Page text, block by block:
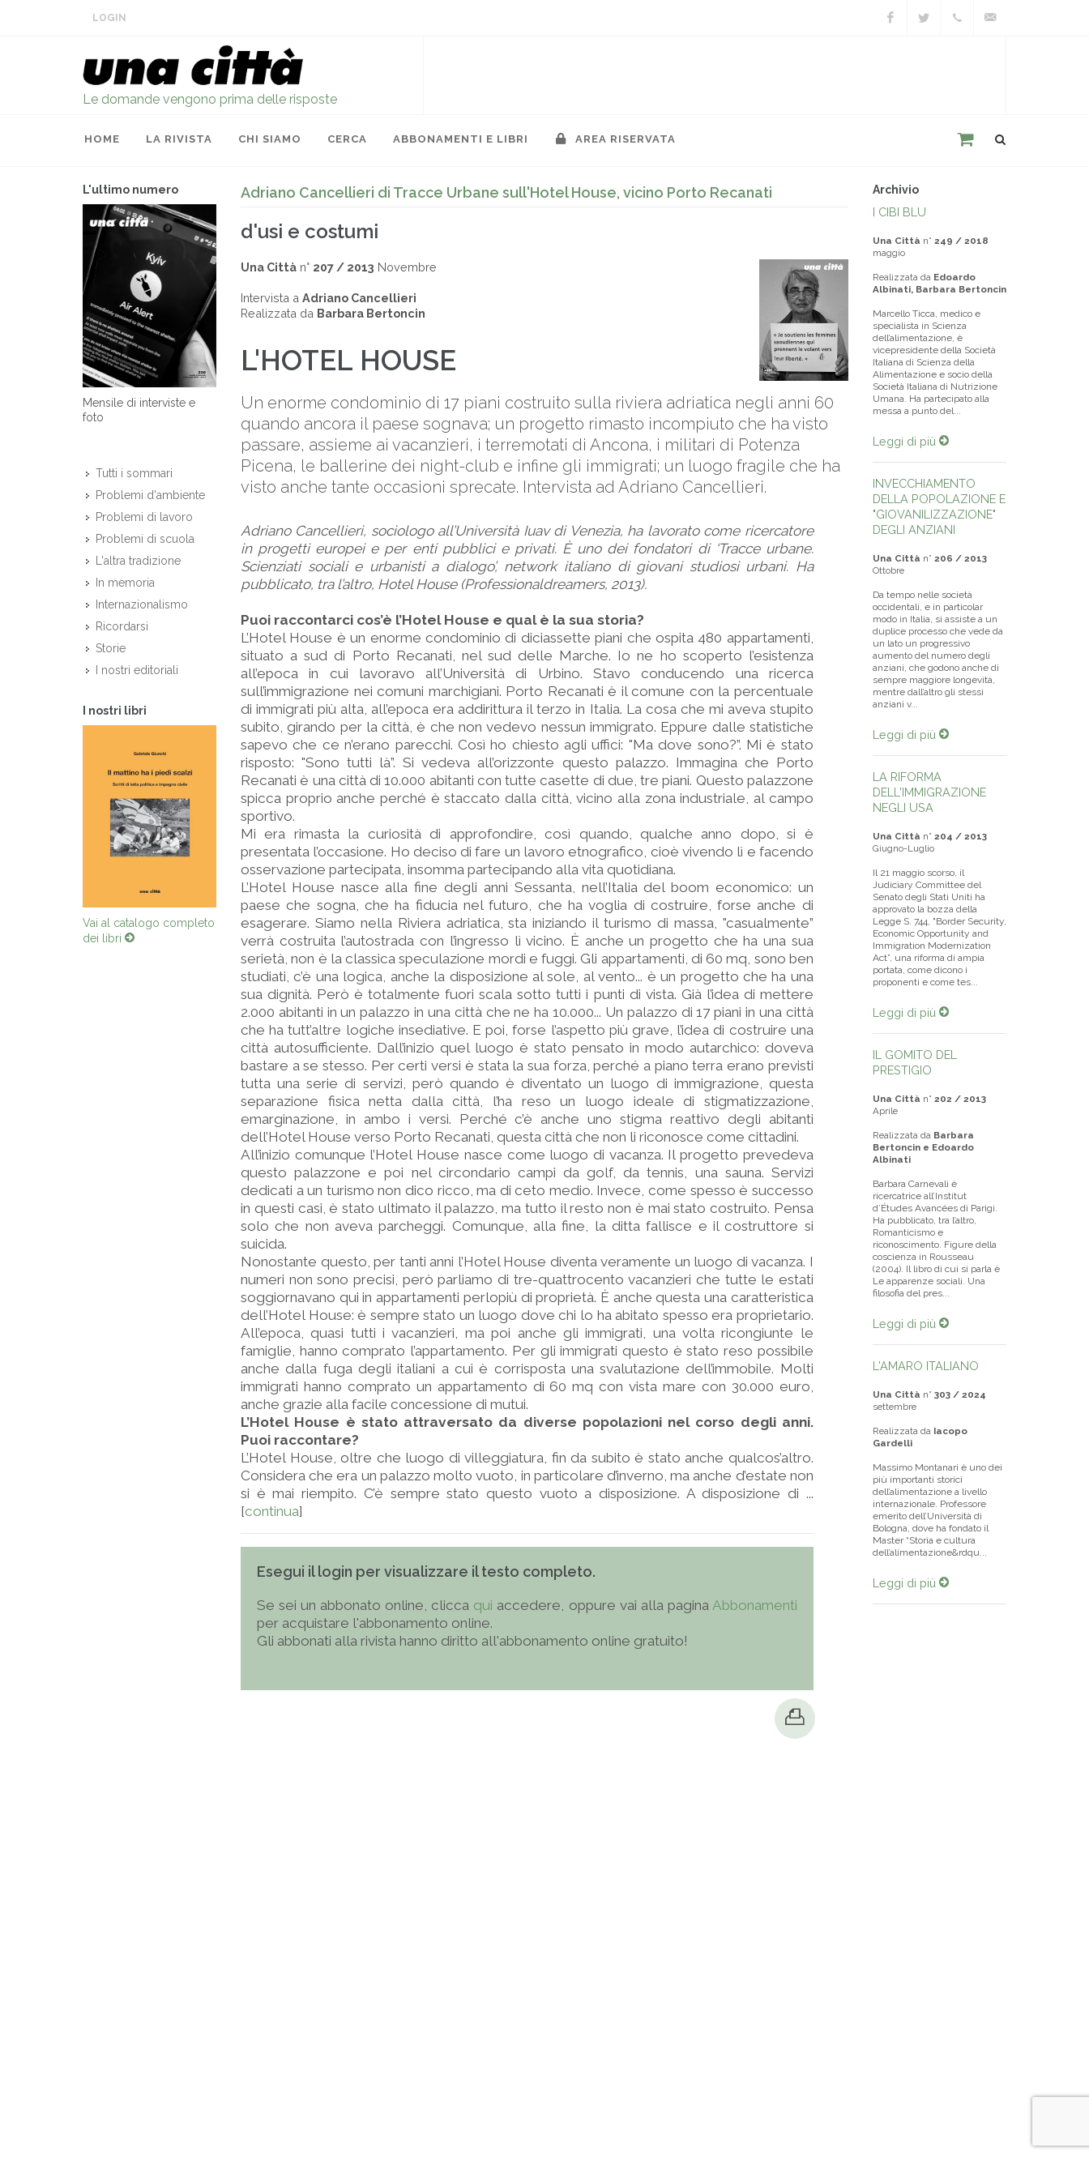
LOGIN
Le domande vengono prima delle risposte
HOME LA RIVISTA CHI SIAMO CERCA ABBONAMENTI E LIBRI AREA RISERVATA
L'ultimo numero
Mensile di interviste e
foto
Tutti i sommari
Problemi d'ambiente
Problemi di lavoro
Problemi di scuola
L'altra tradizione
In memoria
Internazionalismo
Ricordarsi
Storie
I nostri editoriali
I nostri libri
Vai al catalogo completo
dei libri
Adriano Cancellieri di Tracce Urbane sull'Hotel House, vicino Porto Recanati
d'usi e costumi
Una Città n° 207 / 2013 Novembre
Intervista a Adriano Cancellieri
Realizzata da Barbara Bertoncin
L'HOTEL HOUSE
Un enorme condominio di 17 piani costruito sulla riviera adriatica negli anni 60
quando ancora il paese sognava; un progetto rimasto incompiuto che ha visto
passare, assieme ai vacanzieri, i terremotati di Ancona, i militari di Potenza
Picena, le ballerine dei night-club e infine gli immigrati; un luogo fragile che ha
visto anche tante occasioni sprecate. Intervista ad Adriano Cancellieri.
Adriano Cancellieri, sociologo all’Università Iuav di Venezia, ha lavorato come ricercatore
in progetti europei e per enti pubblici e privati. È uno dei fondatori di ‘Tracce urbane.
Scienziati sociali e urbanisti a dialogo’, network italiano di giovani studiosi urbani. Ha
pubblicato, tra l’altro, Hotel House (Professionaldreamers, 2013).
Puoi raccontarci cos’è l’Hotel House e qual è la sua storia?
L’Hotel House è un enorme condominio di diciassette piani che ospita 480 appartamenti,
situato a sud di Porto Recanati, nel sud delle Marche. Io ne ho scoperto l’esistenza
all’epoca in cui lavoravo all’Università di Urbino. Stavo conducendo una ricerca
sull’immigrazione nei comuni marchigiani. Porto Recanati è il comune con la percentuale
di immigrati più alta, all’epoca era addirittura il terzo in Italia. La cosa che mi aveva stupito
subito, girando per la città, è che non vedevo nessun immigrato. Eppure dalle statistiche
sapevo che ce n’erano parecchi. Così ho chiesto agli uffici: "Ma dove sono?”. Mi è stato
risposto: "Sono tutti là”. Si vedeva all’orizzonte questo palazzo. Immagina che Porto
Recanati è una città di 10.000 abitanti con tutte casette di due, tre piani. Questo palazzone
spicca proprio anche perché è staccato dalla città, vicino alla zona industriale, al campo
sportivo.
Mi era rimasta la curiosità di approfondire, così quando, qualche anno dopo, si è
presentata l’occasione. Ho deciso di fare un lavoro etnografico, cioè vivendo lì e facendo
osservazione partecipata, insomma partecipando alla vita quotidiana.
L’Hotel House nasce alla fine degli anni Sessanta, nell’Italia del boom economico: un
paese che sogna, che ha fiducia nel futuro, che ha voglia di costruire, forse anche di
esagerare. Siamo nella Riviera adriatica, sta iniziando il turismo di massa, "casualmente”
verrà costruita l’autostrada con l’ingresso lì vicino. È anche un progetto che ha una sua
serietà, non è la classica speculazione mordi e fuggi. Gli appartamenti, di 60 mq, sono ben
studiati, c’è una logica, anche la disposizione al sole, al vento... è un progetto che ha una
sua dignità. Però è totalmente fuori scala sotto tutti i punti di vista. Già l’idea di mettere
2.000 abitanti in un palazzo in una città che ne ha 10.000... Un palazzo di 17 piani in una città
che ha tutt’altre logiche insediative. E poi, forse l’aspetto più grave, l’idea di costruire una
città autosufficiente. Dall’inizio quel luogo è stato pensato in modo autarchico: doveva
bastare a se stesso. Per certi versi è stata la sua forza, perché a piano terra erano previsti
tutta una serie di servizi, però quando è diventato un luogo di immigrazione, questa
separazione fisica netta dalla città, l’ha reso un luogo ideale di stigmatizzazione,
emarginazione, in ambo i versi. Perché c’è anche uno stigma reattivo degli abitanti
dell’Hotel House verso Porto Recanati, questa città che non li riconosce come cittadini.
All’inizio comunque l’Hotel House nasce come luogo di vacanza. Il progetto prevedeva
questo palazzone e poi nel circondario campi da golf, da tennis, una sauna. Servizi
dedicati a un turismo non dico ricco, ma di ceto medio. Invece, come spesso è successo
in questi casi, è stato ultimato il palazzo, ma tutto il resto non è mai stato costruito. Pensa
solo che non aveva parcheggi. Comunque, alla fine, la ditta fallisce e il costruttore si
suicida.
Nonostante questo, per tanti anni l’Hotel House diventa veramente un luogo di vacanza. I
numeri non sono precisi, però parliamo di tre-quattrocento vacanzieri che tutte le estati
soggiornavano qui in appartamenti perlopiù di proprietà. È anche questa una caratteristica
dell’Hotel House: è sempre stato un luogo dove chi lo ha abitato spesso era proprietario.
All’epoca, quasi tutti i vacanzieri, ma poi anche gli immigrati, una volta ricongiunte le
famiglie, hanno comprato l’appartamento. Per gli immigrati questo è stato reso possibile
anche dalla fuga degli italiani a cui è corrisposta una svalutazione dell’immobile. Molti
immigrati hanno comprato un appartamento di 60 mq con vista mare con 30.000 euro,
anche grazie alla facile concessione di mutui.
L’Hotel House è stato attraversato da diverse popolazioni nel corso degli anni.
Puoi raccontare?
L’Hotel House, oltre che luogo di villeggiatura, fin da subito è stato anche qualcos’altro.
Considera che era un palazzo molto vuoto, in particolare d’inverno, ma anche d’estate non
si è mai riempito. C’è sempre stato questo vuoto a disposizione. A disposizione di ...
[continua]
Esegui il login per visualizzare il testo completo.
Se sei un abbonato online, clicca qui accedere, oppure vai alla pagina Abbonamenti
per acquistare l'abbonamento online.
Gli abbonati alla rivista hanno diritto all'abbonamento online gratuito!
Archivio
I CIBI BLU
Una Città n° 249 / 2018
maggio
Realizzata da Edoardo
Albinati, Barbara Bertoncin
Marcello Ticca, medico e
specialista in Scienza
dell’alimentazione, è
vicepresidente della Società
Italiana di Scienza della
Alimentazione e socio della
Società Italiana di Nutrizione
Umana. Ha partecipato alla
messa a punto del...
Leggi di più
INVECCHIAMENTO
DELLA POPOLAZIONE E
"GIOVANILIZZAZIONE"
DEGLI ANZIANI
Una Città n° 206 / 2013
Ottobre
Da tempo nelle società
occidentali, e in particolar
modo in Italia, si assiste a un
duplice processo che vede da
un lato un progressivo
aumento del numero degli
anziani, che godono anche di
sempre maggiore longevità,
mentre dall’altro gli stessi
anziani v...
Leggi di più
LA RIFORMA
DELL'IMMIGRAZIONE
NEGLI USA
Una Città n° 204 / 2013
Giugno-Luglio
Il 21 maggio scorso, il
Judiciary Committee del
Senato degli Stati Uniti ha
approvato la bozza della
Legge S. 744, "Border Security,
Economic Opportunity and
Immigration Modernization
Act”, una riforma di ampia
portata, come dicono i
proponenti e come tes...
Leggi di più
IL GOMITO DEL
PRESTIGIO
Una Città n° 202 / 2013
Aprile
Realizzata da Barbara
Bertoncin e Edoardo
Albinati
Barbara Carnevali è
ricercatrice all’Institut
d’Études Avancées di Parigi.
Ha pubblicato, tra l’altro,
Romanticismo e
riconoscimento. Figure della
coscienza in Rousseau
(2004). Il libro di cui si parla è
Le apparenze sociali. Una
filosofia del pres...
Leggi di più
L'AMARO ITALIANO
Una Città n° 303 / 2024
settembre
Realizzata da Iacopo
Gardelli
Massimo Montanari è uno dei
più importanti storici
dell’alimentazione a livello
internazionale. Professore
emerito dell’Università di
Bologna, dove ha fondato il
Master “Storia e cultura
dell’alimentazione&rdqu...
Leggi di più